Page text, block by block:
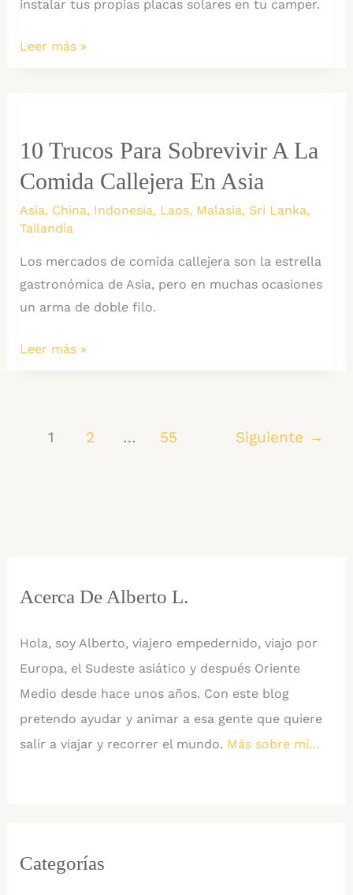
instalar tus propias placas solares en tu camper.
MEGA
Solar
en
Furgo
Camper
Leer más »
10 Trucos Para Sobrevivir A La
Comida Callejera En Asia
Asia, China, Indonesia, Laos, Malasia, Sri Lanka,
Tailandia
Los mercados de comida callejera son la estrella
gastronómica de Asia, pero en muchas ocasiones
un arma de doble filo.
10
Leer más »
1 2 … 55 Siguiente →
Acerca De Alberto L.
Hola, soy Alberto, viajero empedernido, viajo por
Europa, el Sudeste asiático y después Oriente
Medio desde hace unos años. Con este blog
pretendo ayudar y animar a esa gente que quiere
salir a viajar y recorrer el mundo. Más sobre mí…
Categorías